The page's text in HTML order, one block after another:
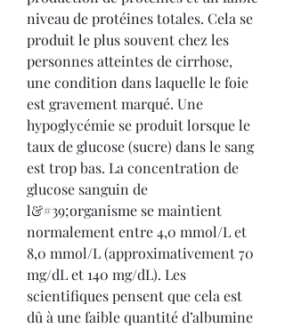
niveau de protéines totales. Cela se
produit le plus souvent chez les
personnes atteintes de cirrhose,
une condition dans laquelle le foie
est gravement marqué. Une
hypoglycémie se produit lorsque le
taux de glucose (sucre) dans le sang
est trop bas. La concentration de
glucose sanguin de
l&#39;organisme se maintient
normalement entre 4,0 mmol/L et
8,0 mmol/L (approximativement 70
mg/dL et 140 mg/dL). Les
scientifiques pensent que cela est
dû à une faible quantité d’albumine